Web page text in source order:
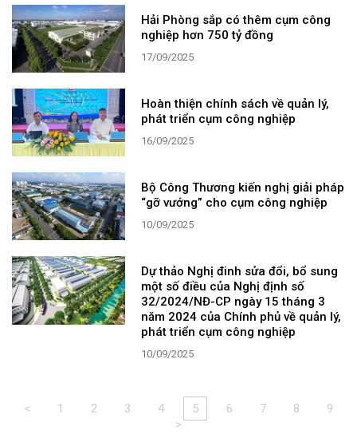
Hải Phòng sắp có thêm cụm công
nghiệp hơn 750 tỷ đồng
17/09/2025
Hoàn thiện chính sách về quản lý,
phát triển cụm công nghiệp
16/09/2025
Bộ Công Thương kiến nghị giải pháp
“gỡ vướng” cho cụm công nghiệp
10/09/2025
Dự thảo Nghị đinh sửa đổi, bổ sung
một số điều của Nghị định số
32/2024/NĐ-CP ngày 15 tháng 3
năm 2024 của Chính phủ về quản lý,
phát triển cụm công nghiệp
10/09/2025
< 1 2 3 4 5 6 7 8
9
>